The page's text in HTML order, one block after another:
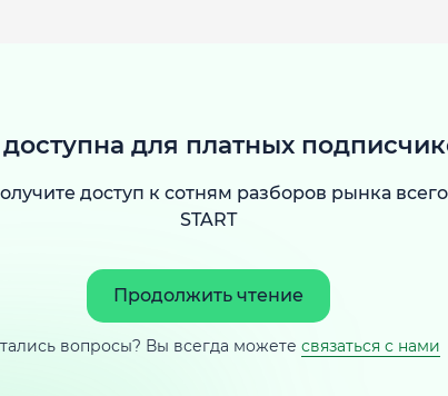
для платных
доступ к сотням разборов рынка
START
Продолжить чтение
вопросы? Вы всегда можете связаться с нами